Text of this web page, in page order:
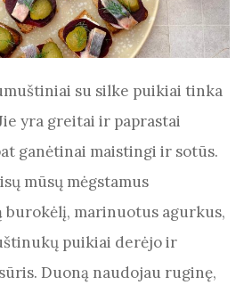
su silke puikiai tinka
yra greitai ir paprastai
ganėtinai maistingi ir sotūs.
mūsų mėgstamus
marinuotus agurkus,
puikiai derėjo ir
Duoną naudojau ruginę,